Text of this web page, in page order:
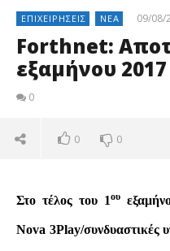
ΕΠΙΧΕΙΡΉΣΕΙΣ ΝΈΑ 09/08/
Forthnet:
εξαμήνου 2017
0
0 0
Forthnet:
talevritis_pcvz5m0a
Στο τέλος του 1ου
Nova 3Play/συνδυαστικές